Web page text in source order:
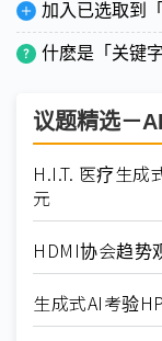
加入已选取到
什麽是「关键字
议题精选－
H.I.T. 医疗生成
元
HDMI协会趋势
生成式AI考验